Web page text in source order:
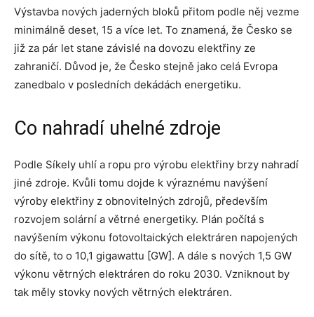
Výstavba nových jaderných bloků přitom podle něj vezme
minimálně deset, 15 a více let. To znamená, že Česko se
již za pár let stane závislé na dovozu elektřiny ze
zahraničí. Důvod je, že Česko stejně jako celá Evropa
zanedbalo v posledních dekádách energetiku.
Co nahradí uhelné zdroje
Podle Síkely uhlí a ropu pro výrobu elektřiny brzy nahradí
jiné zdroje. Kvůli tomu dojde k výraznému navýšení
výroby elektřiny z obnovitelných zdrojů, především
rozvojem solární a větrné energetiky. Plán počítá s
navýšením výkonu fotovoltaických elektráren napojených
do sítě, to o 10,1 gigawattu [GW]. A dále s nových 1,5 GW
výkonu větrných elektráren do roku 2030. Vzniknout by
tak měly stovky nových větrných elektráren.